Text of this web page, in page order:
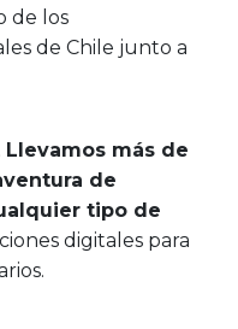
de los
de Chile junto a
Llevamos más de
de
tipo de
digitales para